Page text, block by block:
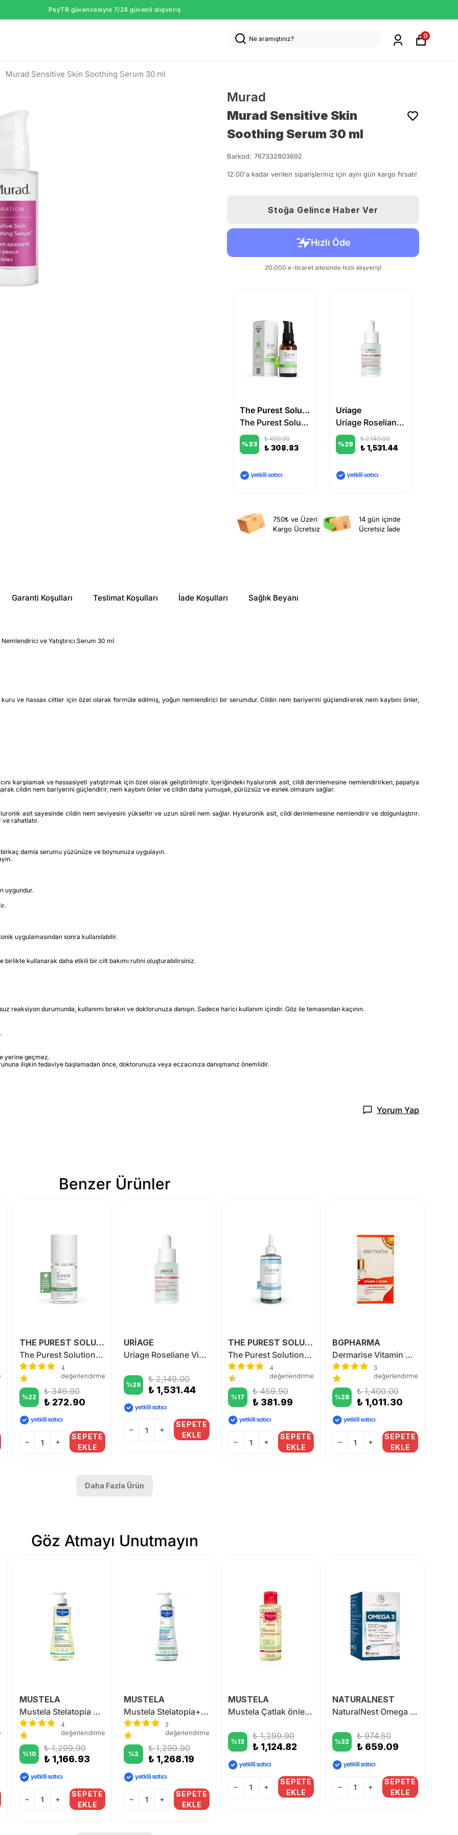
PayTR güvencesiyle 7/24 güvenli alışveriş
0
Murad Sensitive Skin Soothing Serum 30 ml
Murad
Murad Sensitive Skin
Soothing Serum 30 ml
Barkod: 767332803692
12:00'a kadar verilen siparişleriniz için aynı gün kargo fırsatı!
Stoğa Gelince Haber Ver
The Purest Solutions
The Purest Solutions Vita-B Niacinamide %10 + Vitamin B Complex Serum
%33
₺ 459.90
₺ 308.83
Uriage
Uriage Roseliane Visible Redness-Neutralizing Smoothing Serum 30 ml
%29
₺ 2,149.00
₺ 1,531.44
750₺ ve Üzeri
Kargo Ücretsiz
14 gün içinde
Ücretsiz İade
Garanti Koşulları Teslimat Koşulları İade Koşulları Sağlık Beyanı
ve Yatıştırıcı Serum 30 ml
ve hassas ciltler için özel olarak formüle edilmiş, yoğun nemlendirici bir serumdur. Cildin nem bariyerini güçlendirerek nem kaybını önler,
karşılamak ve hassasiyeti yatıştırmak için özel olarak geliştirilmiştir. İçeriğindeki hyaluronik asit, cildi derinlemesine nemlendirirken, papatya
cildin nem bariyerini güçlendirir, nem kaybını önler ve cildin daha yumuşak, pürüzsüz ve esnek olmasını sağlar.
asit sayesinde cildin nem seviyesini yükseltir ve uzun süreli nem sağlar. Hyaluronik asit, cildi derinlemesine nemlendirir ve dolgunlaştırır.
ve rahatlatır.
damla serumu yüzünüze ve boynunuza uygulayın.
uygundur.
uygulamasından sonra kullanılabilir.
kullanarak daha etkili bir cilt bakımı rutini oluşturabilirsiniz.
durumunda, kullanımı bırakın ve doktorunuza danışın. Sadece harici kullanım içindir. Göz ile temasından kaçının.
yerine geçmez.
ilişkin tedaviye başlamadan önce, doktorunuza veya eczacınıza danışmanız önemlidir.
Yorum Yap
Benzer Ürünler
THE PUREST SOLUTİONS
The Purest Solutions T-ZONE Oil Eraser
4
değerlendirme
%22
₺ 349.90
₺ 272.90
SEPETE
EKLE
URİAGE
Uriage Roseliane Visible Redness-Neutralizing Smoothing Serum 30 ml
%29
₺ 2,149.00
₺ 1,531.44
SEPETE
EKLE
THE PUREST SOLUTİONS
The Purest Solutions Revitalizing and Pore Tightening Glycolic Acid Blue Tonic 200 ml
4
değerlendirme
%17
₺ 459.90
₺ 381.99
SEPETE
EKLE
BGPHARMA
Dermarise Vitamin C Serum 30 ml
3
değerlendirme
%28
₺ 1,400.00
₺ 1,011.30
SEPETE
EKLE
Daha Fazla Ürün
Göz Atmayı Unutmayın
MUSTELA
Mustela Stelatopia Cleansing Oil 500 ml
4
değerlendirme
%10
₺ 1,299.90
₺ 1,166.93
SEPETE
EKLE
MUSTELA
Mustela Stelatopia+ Lipid Replenishing Cream 300 ml
3
değerlendirme
%2
₺ 1,299.90
₺ 1,268.19
SEPETE
EKLE
MUSTELA
Mustela Çatlak önleyici Yağ 105 ml
%13
₺ 1,299.90
₺ 1,124.82
SEPETE
EKLE
NATURALNEST
NaturalNest Omega 3 1200 mg 60 Kapsül
%32
₺ 974.50
₺ 659.09
SEPETE
EKLE